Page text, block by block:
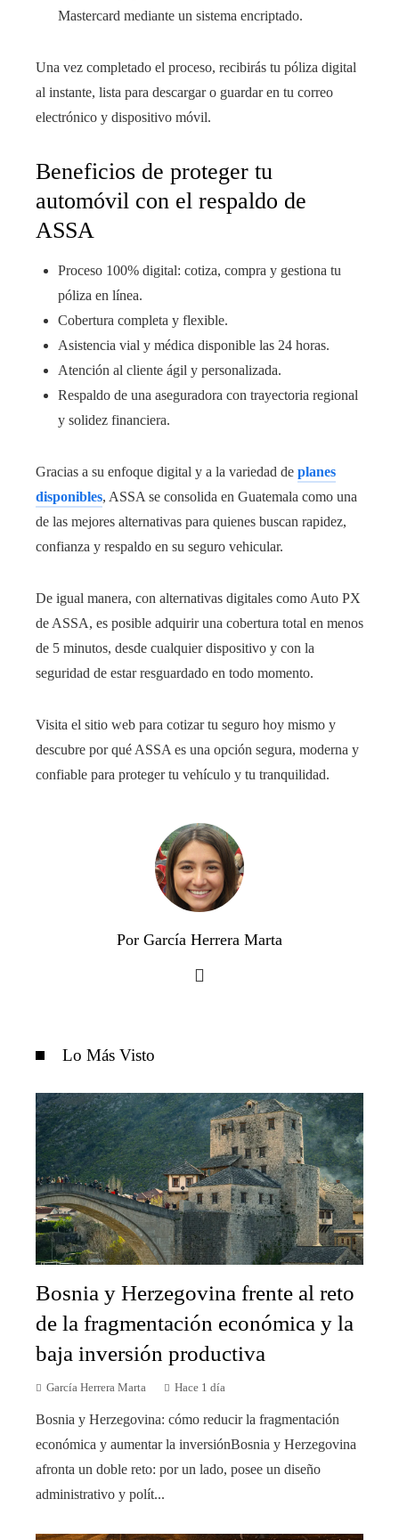
Mastercard mediante un sistema encriptado.
Una vez completado el proceso, recibirás tu póliza digital
al instante, lista para descargar o guardar en tu correo
electrónico y dispositivo móvil.
Beneficios de proteger tu
automóvil con el respaldo de
ASSA
Proceso 100% digital: cotiza, compra y gestiona tu
póliza en línea.
Cobertura completa y flexible.
Asistencia vial y médica disponible las 24 horas.
Atención al cliente ágil y personalizada.
Respaldo de una aseguradora con trayectoria regional
y solidez financiera.
Gracias a su enfoque digital y a la variedad de planes
disponibles, ASSA se consolida en Guatemala como una
de las mejores alternativas para quienes buscan rapidez,
confianza y respaldo en su seguro vehicular.
De igual manera, con alternativas digitales como Auto PX
de ASSA, es posible adquirir una cobertura total en menos
de 5 minutos, desde cualquier dispositivo y con la
seguridad de estar resguardado en todo momento.
Visita el sitio web para cotizar tu seguro hoy mismo y
descubre por qué ASSA es una opción segura, moderna y
confiable para proteger tu vehículo y tu tranquilidad.
Por García Herrera Marta
Lo Más Visto
Bosnia y Herzegovina frente al reto
de la fragmentación económica y la
baja inversión productiva
García Herrera Marta Hace 1 día
Bosnia y Herzegovina: cómo reducir la fragmentación
económica y aumentar la inversiónBosnia y Herzegovina
afronta un doble reto: por un lado, posee un diseño
administrativo y polít...